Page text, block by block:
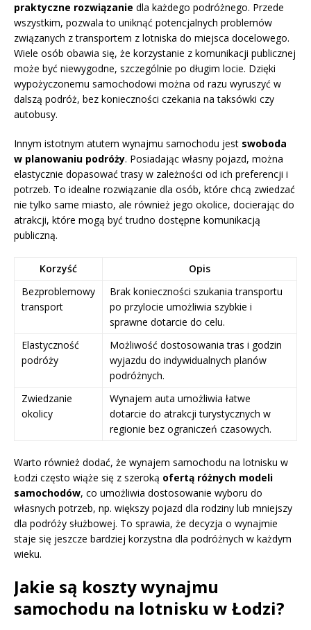
praktyczne rozwiązanie dla każdego podróżnego. Przede
wszystkim, pozwala to uniknąć potencjalnych problemów
związanych z transportem z lotniska do miejsca docelowego.
Wiele osób obawia się, że korzystanie z komunikacji publicznej
może być niewygodne, szczególnie po długim locie. Dzięki
wypożyczonemu samochodowi można od razu wyruszyć w
dalszą podróż, bez konieczności czekania na taksówki czy
autobusy.
Innym istotnym atutem wynajmu samochodu jest swoboda
w planowaniu podróży. Posiadając własny pojazd, można
elastycznie dopasować trasy w zależności od ich preferencji i
potrzeb. To idealne rozwiązanie dla osób, które chcą zwiedzać
nie tylko same miasto, ale również jego okolice, docierając do
atrakcji, które mogą być trudno dostępne komunikacją
publiczną.
Korzyść
Opis
Bezproblemowy
transport
Brak konieczności szukania transportu
po przylocie umożliwia szybkie i
sprawne dotarcie do celu.
Elastyczność
podróży
Możliwość dostosowania tras i godzin
wyjazdu do indywidualnych planów
podróżnych.
Zwiedzanie
okolicy
Wynajem auta umożliwia łatwe
dotarcie do atrakcji turystycznych w
regionie bez ograniczeń czasowych.
Warto również dodać, że wynajem samochodu na lotnisku w
Łodzi często wiąże się z szeroką ofertą różnych modeli
samochodów, co umożliwia dostosowanie wyboru do
własnych potrzeb, np. większy pojazd dla rodziny lub mniejszy
dla podróży służbowej. To sprawia, że decyzja o wynajmie
staje się jeszcze bardziej korzystna dla podróżnych w każdym
wieku.
Jakie są koszty wynajmu
samochodu na lotnisku w Łodzi?